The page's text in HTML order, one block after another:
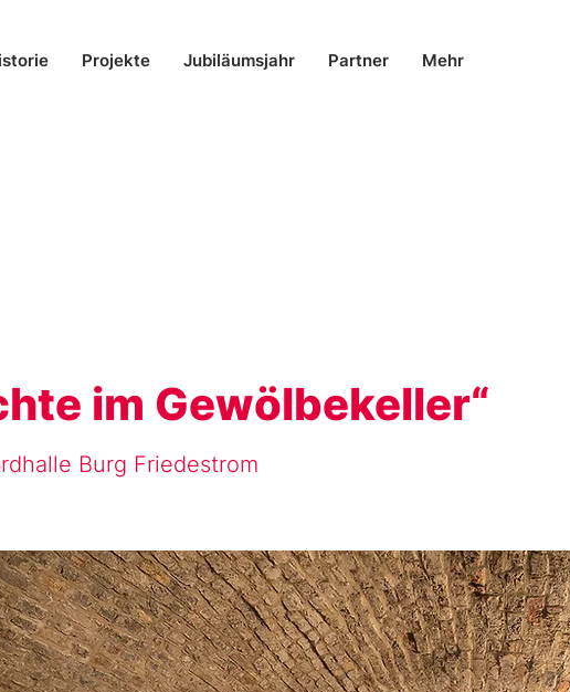
Projekte Jubiläumsjahr Partner Mehr
im Gewölbekeller“
Burg Friedestrom